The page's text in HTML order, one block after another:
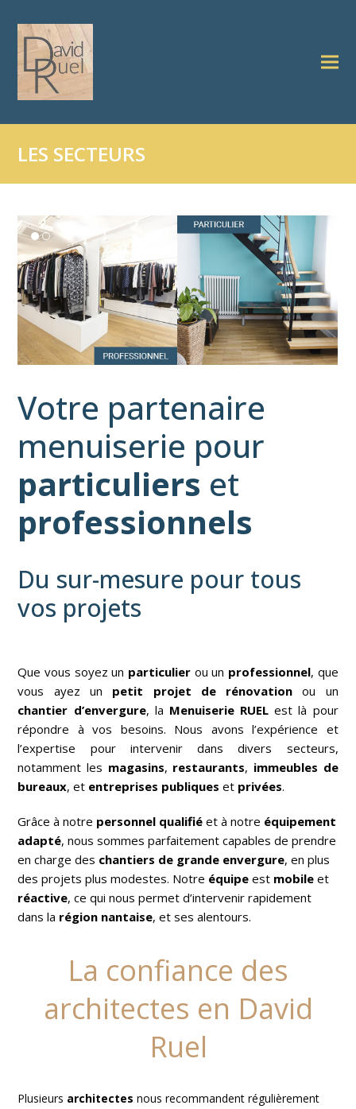
LES SECTEURS
Votre partenaire
menuiserie pour
particuliers et
professionnels
Du sur-mesure pour tous
vos projets
Que vous soyez un particulier ou un professionnel, que
vous ayez un petit projet de rénovation ou un
chantier d’envergure, la Menuiserie RUEL est là pour
répondre à vos besoins. Nous avons l’expérience et
l’expertise pour intervenir dans divers secteurs,
notamment les magasins, restaurants, immeubles de
bureaux, et entreprises publiques et privées.
Grâce à notre personnel qualifié et à notre équipement
adapté, nous sommes parfaitement capables de prendre
en charge des chantiers de grande envergure, en plus
des projets plus modestes. Notre équipe est mobile et
réactive, ce qui nous permet d’intervenir rapidement
dans la région nantaise, et ses alentours.
La confiance des
architectes en David
Ruel
Plusieurs architectes nous recommandent régulièrement